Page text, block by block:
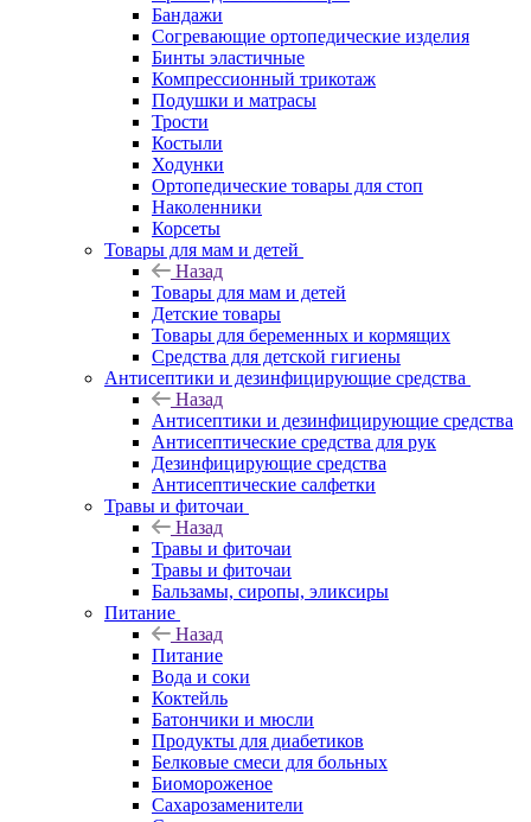
Бандажи
Согревающие ортопедические изделия
Бинты эластичные
Компрессионный трикотаж
Подушки и матрасы
Трости
Костыли
Ходунки
Ортопедические товары для стоп
Наколенники
Корсеты
Товары для мам и детей
Назад
Товары для мам и детей
Детские товары
Товары для беременных и кормящих
Средства для детской гигиены
Антисептики и дезинфицирующие средства
Назад
Антисептики и дезинфицирующие средства
Антисептические средства для рук
Дезинфицирующие средства
Антисептические салфетки
Травы и фиточаи
Назад
Травы и фиточаи
Травы и фиточаи
Бальзамы, сиропы, эликсиры
Питание
Назад
Питание
Вода и соки
Коктейль
Батончики и мюсли
Продукты для диабетиков
Белковые смеси для больных
Биомороженое
Сахарозаменители